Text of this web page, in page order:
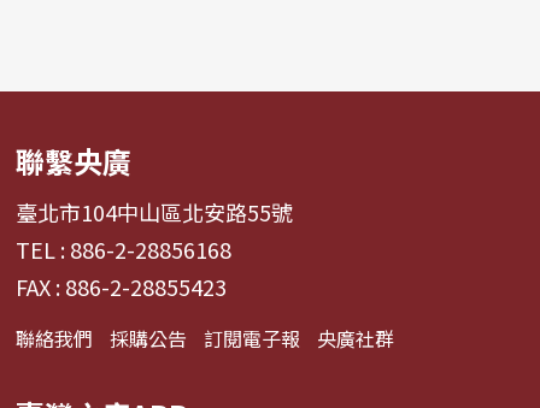
聯繫央廣
臺北市104中山區北安路55號
TEL : 886-2-28856168
FAX : 886-2-28855423
聯絡我們 採購公告 訂閱電子報 央廣社群